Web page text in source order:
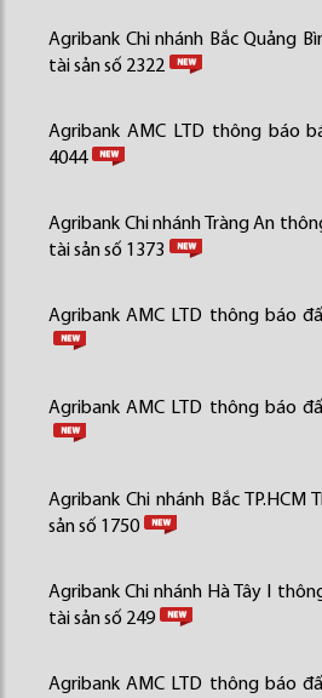
Agribank Chi nhánh Bắc Quảng
tài sản số 2322
Agribank AMC LTD thông báo
4044
Agribank Chi nhánh Tràng An
tài sản số 1373
Agribank AMC LTD thông báo
Agribank AMC LTD thông báo
Agribank Chi nhánh Bắc
sản số 1750
Agribank Chi nhánh Hà Tây I
tài sản số 249
Agribank AMC LTD thông báo